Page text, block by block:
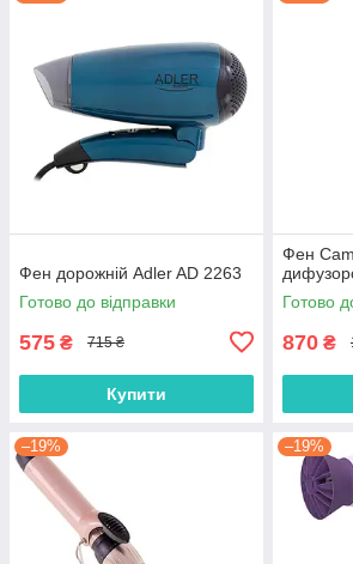
Фен дорожній Adler AD 2263
Готово до відправки
575 ₴ 715 ₴
Купити
Фен
Готово
870 ₴
–19% –19%